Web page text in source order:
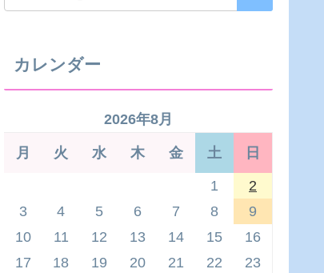
カレンダー
2026年8月
月 火 水 木 金 土 日
1
2
3
4 5 6 7 8
9
10
11 12 13 14 15
16
17
18 19 20 21 22
23